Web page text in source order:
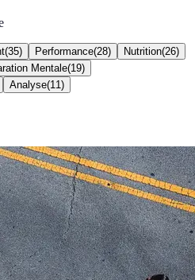
(35) Performance(28) Nutrition(26)
Mentale(19)
Analyse(11 )